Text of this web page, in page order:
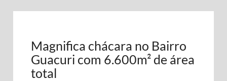
Magnifica chácara no Bairro
Guacuri com 6.600m² de área
total